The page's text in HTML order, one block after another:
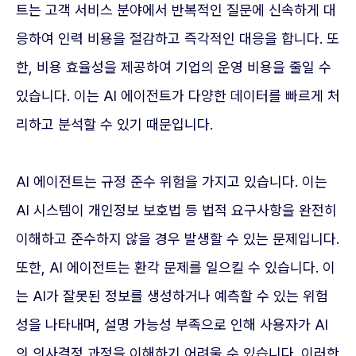
트는 고객 서비스 분야에서 반복적인 질문에 신속하게 대
응하여 인력 비용을 절감하고 즉각적인 대응을 합니다. 또
한, 비용 효율성을 제공하여 기업의 운영 비용을 줄일 수
있습니다. 이는 AI 에이전트가 다양한 데이터를 빠르게 처
리하고 분석할 수 있기 때문입니다.
AI 에이전트는 규정 준수 위험을 가지고 있습니다. 이는
AI 시스템이 개인정보 보호법 등 법적 요구사항을 완전히
이해하고 준수하지 않을 경우 발생할 수 있는 문제입니다.
또한, AI 에이전트는 환각 문제를 일으킬 수 있습니다. 이
는 AI가 잘못된 정보를 생성하거나 예측할 수 있는 위험
성을 나타내며, 설명 가능성 부족으로 인해 사용자가 AI